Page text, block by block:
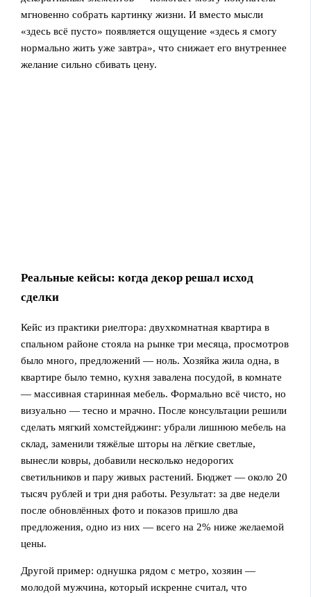
мгновенно собрать картинку жизни. И вместо мысли
«здесь всё пусто» появляется ощущение «здесь я смогу
нормально жить уже завтра», что снижает его внутреннее
желание сильно сбивать цену.
Реальные кейсы: когда декор решал исход
сделки
Кейс из практики риелтора: двухкомнатная квартира в
спальном районе стояла на рынке три месяца, просмотров
было много, предложений — ноль. Хозяйка жила одна, в
квартире было темно, кухня завалена посудой, в комнате
— массивная старинная мебель. Формально всё чисто, но
визуально — тесно и мрачно. После консультации решили
сделать мягкий хомстейджинг: убрали лишнюю мебель на
склад, заменили тяжёлые шторы на лёгкие светлые,
вынесли ковры, добавили несколько недорогих
светильников и пару живых растений. Бюджет — около 20
тысяч рублей и три дня работы. Результат: за две недели
после обновлённых фото и показов пришло два
предложения, одно из них — всего на 2% ниже желаемой
цены.
Другой пример: однушка рядом с метро, хозяин —
молодой мужчина, который искренне считал, что